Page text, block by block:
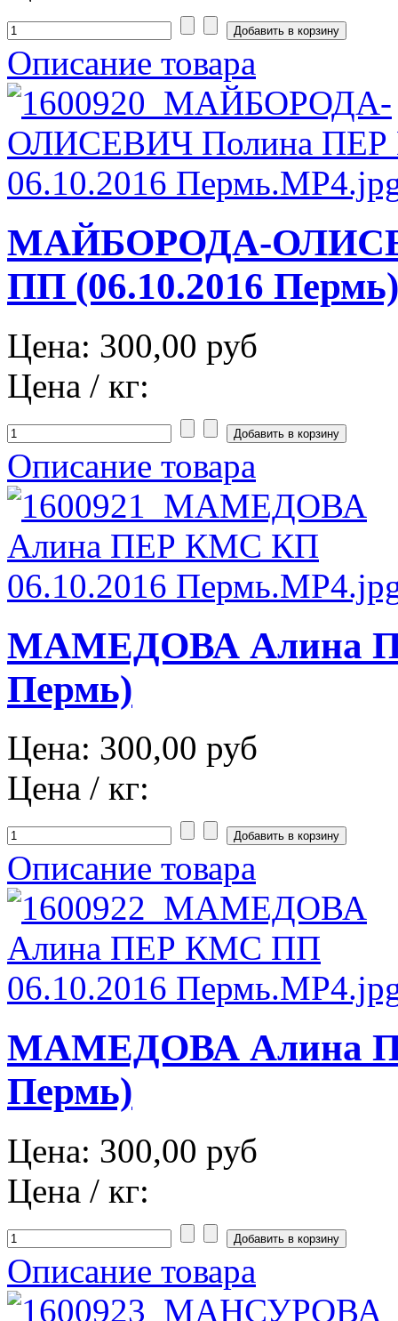
Описание товара
МАЙБОРОДА-
ПП (06.10.2016 Пермь)
Цена: 300,00 руб
Цена / кг:
Описание товара
МАМЕДОВА Алина
Пермь)
Цена: 300,00 руб
Цена / кг:
Описание товара
МАМЕДОВА Алина
Пермь)
Цена: 300,00 руб
Цена / кг:
Описание товара